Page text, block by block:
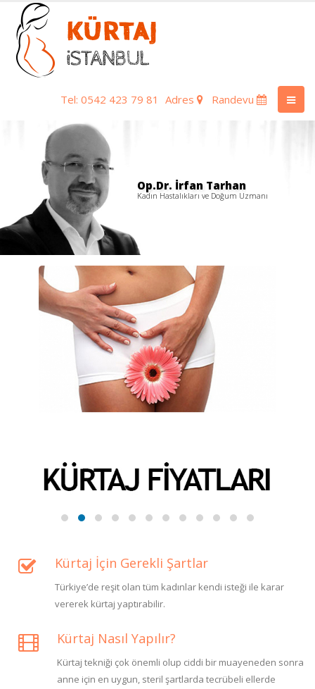
Tel: 0542 423 79 81 Adres Randevu
Op.Dr. İrfan Tarhan
Kadın Hastalıkları ve Doğum Uzmanı
Kürtaj İçin Gerekli Şartlar
Türkiye’de reşit olan tüm kadınlar kendi isteği ile karar
vererek kürtaj yaptırabilir.
Kürtaj Nasıl Yapılır?
Kürtaj tekniği çok önemli olup ciddi bir muayeneden sonra
anne için en uygun, steril şartlarda tecrübeli ellerde